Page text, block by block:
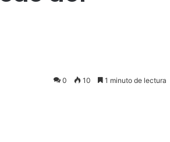
0 10 1 minuto de lectura